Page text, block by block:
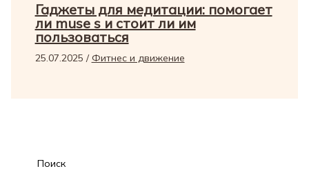
Гаджеты для медитации: помогает
ли muse s и стоит ли им
пользоваться
25.07.2025 / Фитнес и движение
Поиск